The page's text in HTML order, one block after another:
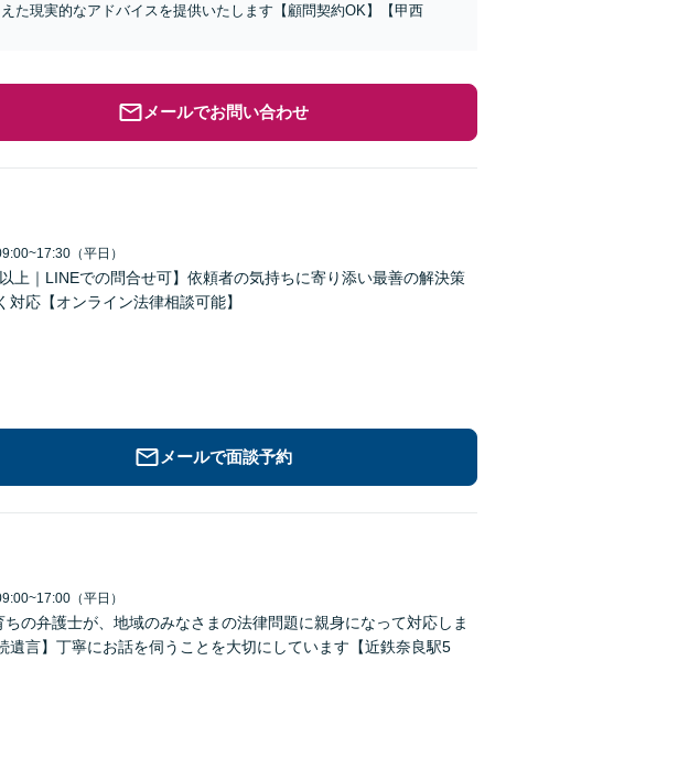
た現実的なアドバイスを提供いたします【顧問契約OK】【甲西
メールでお問い合わせ
（平日）
上｜LINEでの問合せ可】依頼者の気持ちに寄り添い最善の解決策
応【オンライン法律相談可能】
メールで面談予約
（平日）
の弁護士が、地域のみなさまの法律問題に親身になって対応しま
言】丁寧にお話を伺うことを大切にしています【近鉄奈良駅5